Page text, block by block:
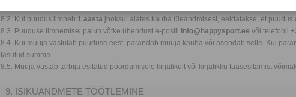
8.2. Kui puudus ilmneb 1 aasta jooksul alates kauba üleandmisest, eeldatakse, et
8.3. Puuduse ilmnemisel palun võtke ühendust e-postil info@happysport.ee või telefonil
8.4. Kui müüja vastutab puuduse eest, parandab müüja kauba või asendab selle. Kui
tasutud summa.
8.5. Müüja vastab tarbija esitatud pöördumisele kirjalikult või kirjalikku taasesitamist
9. ISIKUANDMETE TÖÖTLEMINE